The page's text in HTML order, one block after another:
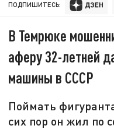
ПОДПИШИТЕСЬ:
В Темрюке
аферу 32-летней
машины в СССР
Поймать
сих пор он жил по